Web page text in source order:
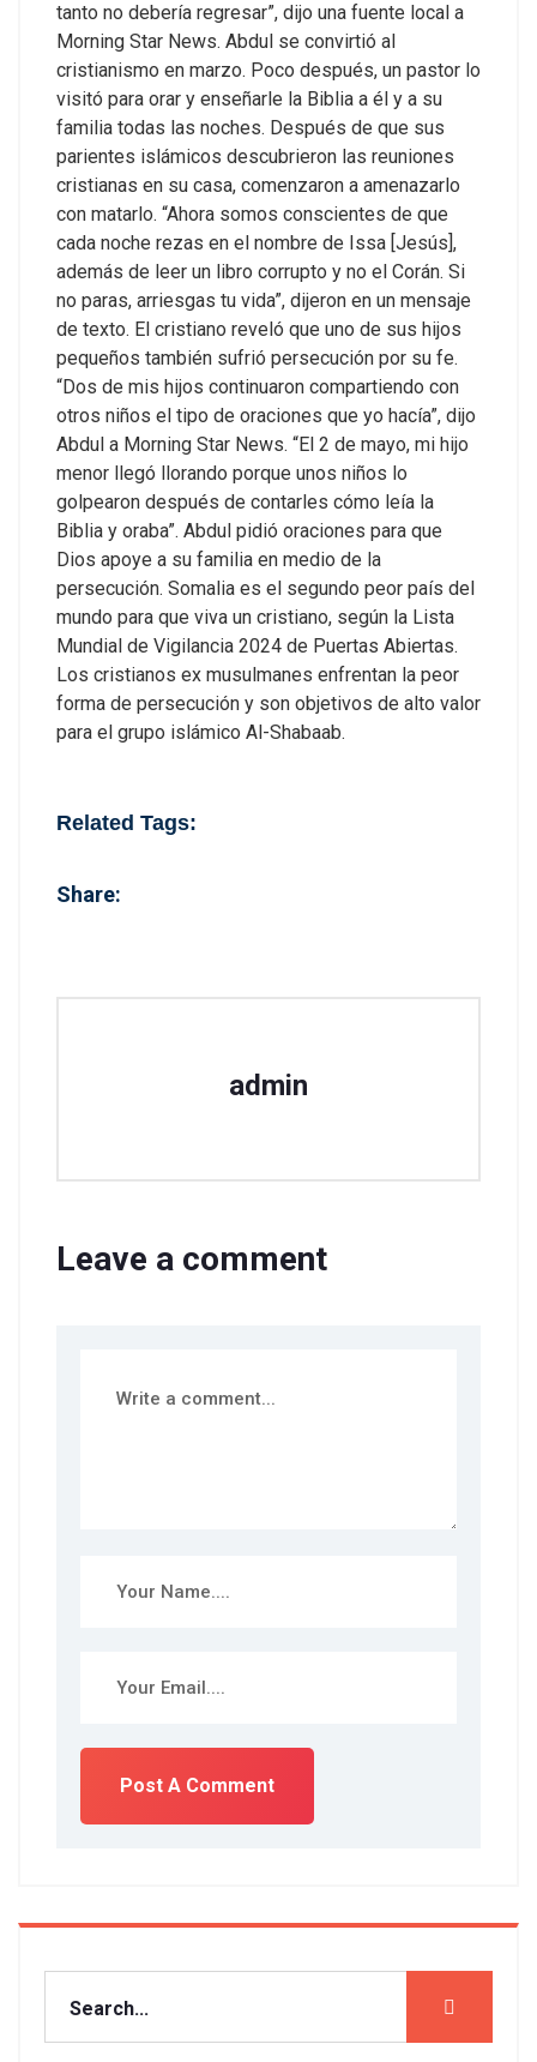
tanto no debería regresar”, dijo una fuente local a
Morning Star News. Abdul se convirtió al
cristianismo en marzo. Poco después, un pastor lo
visitó para orar y enseñarle la Biblia a él y a su
familia todas las noches. Después de que sus
parientes islámicos descubrieron las reuniones
cristianas en su casa, comenzaron a amenazarlo
con matarlo. “Ahora somos conscientes de que
cada noche rezas en el nombre de Issa [Jesús],
además de leer un libro corrupto y no el Corán. Si
no paras, arriesgas tu vida”, dijeron en un mensaje
de texto. El cristiano reveló que uno de sus hijos
pequeños también sufrió persecución por su fe.
“Dos de mis hijos continuaron compartiendo con
otros niños el tipo de oraciones que yo hacía”, dijo
Abdul a Morning Star News. “El 2 de mayo, mi hijo
menor llegó llorando porque unos niños lo
golpearon después de contarles cómo leía la
Biblia y oraba”. Abdul pidió oraciones para que
Dios apoye a su familia en medio de la
persecución. Somalia es el segundo peor país del
mundo para que viva un cristiano, según la Lista
Mundial de Vigilancia 2024 de Puertas Abiertas.
Los cristianos ex musulmanes enfrentan la peor
forma de persecución y son objetivos de alto valor
para el grupo islámico Al-Shabaab.
Related Tags:
Share:
admin
Leave a comment